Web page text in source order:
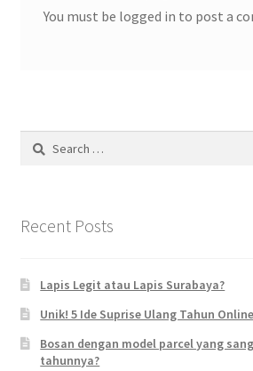
You must be logged in to post a
Search
Recent Posts
Lapis Legit atau Lapis Surabaya?
Unik! 5 Ide Suprise Ulang Tahun Online
Bosan dengan model parcel yang
tahunnya?